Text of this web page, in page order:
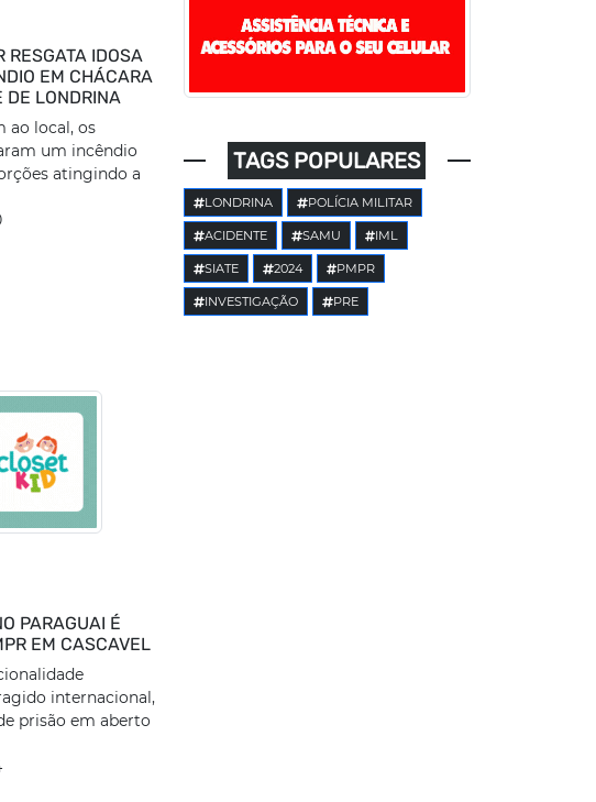
RESGATA IDOSA
EM CHÁCARA
DE LONDRINA
ao local, os
um incêndio
atingindo a
PARAGUAI É
EM CASCAVEL
internacional,
prisão em aberto
TAGS POPULARES
LONDRINA POLÍCIA MILITAR
ACIDENTE SAMU IML
SIATE 2024 PMPR
INVESTIGAÇÃO PRE